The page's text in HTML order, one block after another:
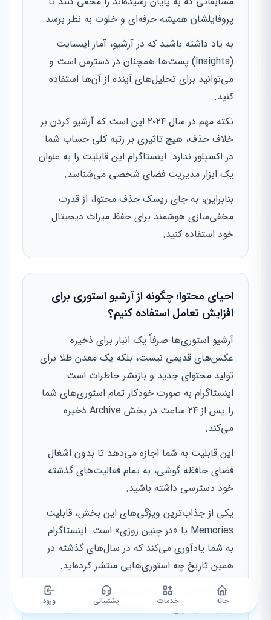
پروفایلشان همیشه حرفه‌ای و خلوت به نظر برسد.
به یاد داشته باشید که در آرشیو، آمار اینسایت
(Insights) پست‌ها همچنان در دسترس است و
می‌توانید برای تحلیل‌های آینده از آن‌ها استفاده
کنید.
نکته مهم در سال ۲۰۲۴ این است که آرشیو کردن بر
خلاف حذف، هیچ تاثیری بر رتبه کلی حساب شما
در اکسپلور ندارد. اینستاگرام این قابلیت را به عنوان
یک ابزار مدیریت فضای شخصی می‌شناسد.
بنابراین، به جای ریسک حذف محتوا، از قدرت
مخفی‌سازی هوشمند برای حفظ میراث دیجیتال
خود استفاده کنید.
احیای محتوا؛ چگونه از آرشیو استوری برای
افزایش تعامل استفاده کنیم؟
آرشیو استوری‌ها صرفاً یک انبار برای ذخیره
عکس‌های قدیمی نیست، بلکه یک معدن طلا برای
تولید محتوای جدید و بازنشر خاطرات است.
اینستاگرام به صورت خودکار تمام استوری‌های شما
را پس از ۲۴ ساعت در بخش Archive ذخیره
می‌کند.
این قابلیت به شما اجازه می‌دهد تا بدون اشغال
فضای حافظه گوشی، به تمام فعالیت‌های گذشته
خود دسترسی داشته باشید.
یکی از جذاب‌ترین ویژگی‌های این بخش، قابلیت
Memories یا «در چنین روزی» است. اینستاگرام
به شما یادآوری می‌کند که در سال‌های گذشته در
همین تاریخ چه استوری‌هایی منتشر کرده‌اید.
بازنشر این استوری‌ها با یک استیکر مخصوص،
راهی عالی برای ایجاد صمیمیت با مخاطبان جدید
خانه خدمات پشتیبانی ورود